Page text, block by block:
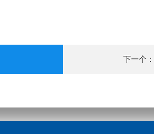
下一个：